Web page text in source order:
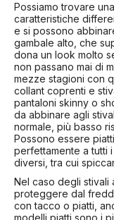
Possiamo trovare
caratteristiche
e si possono
gambale alto, che
dona un look molto
non passano mai di
mezze stagioni con
collant coprenti e
pantaloni skinny o
da abbinare agli
normale, più basso
Possono essere
perfettamente a tutti
diversi, tra cui
Nel caso degli stivali
proteggere dal
con tacco o piatti,